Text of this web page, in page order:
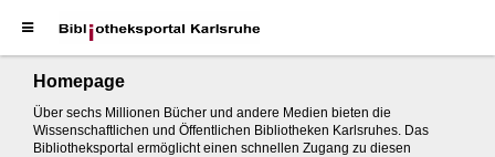
Homepage
Über sechs Millionen Bücher und andere Medien bieten die
Wissenschaftlichen und Öffentlichen Bibliotheken Karlsruhes. Das
Bibliotheksportal ermöglicht einen schnellen Zugang zu diesen